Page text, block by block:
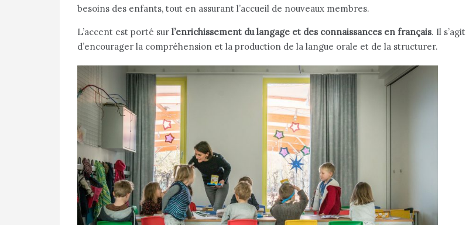
besoins des enfants, tout en assurant l’accueil de nouveaux membres.
L’accent est porté sur l’enrichissement du langage et des connaissances en français. Il s’agit
d’encourager la compréhension et la production de la langue orale et de la structurer.